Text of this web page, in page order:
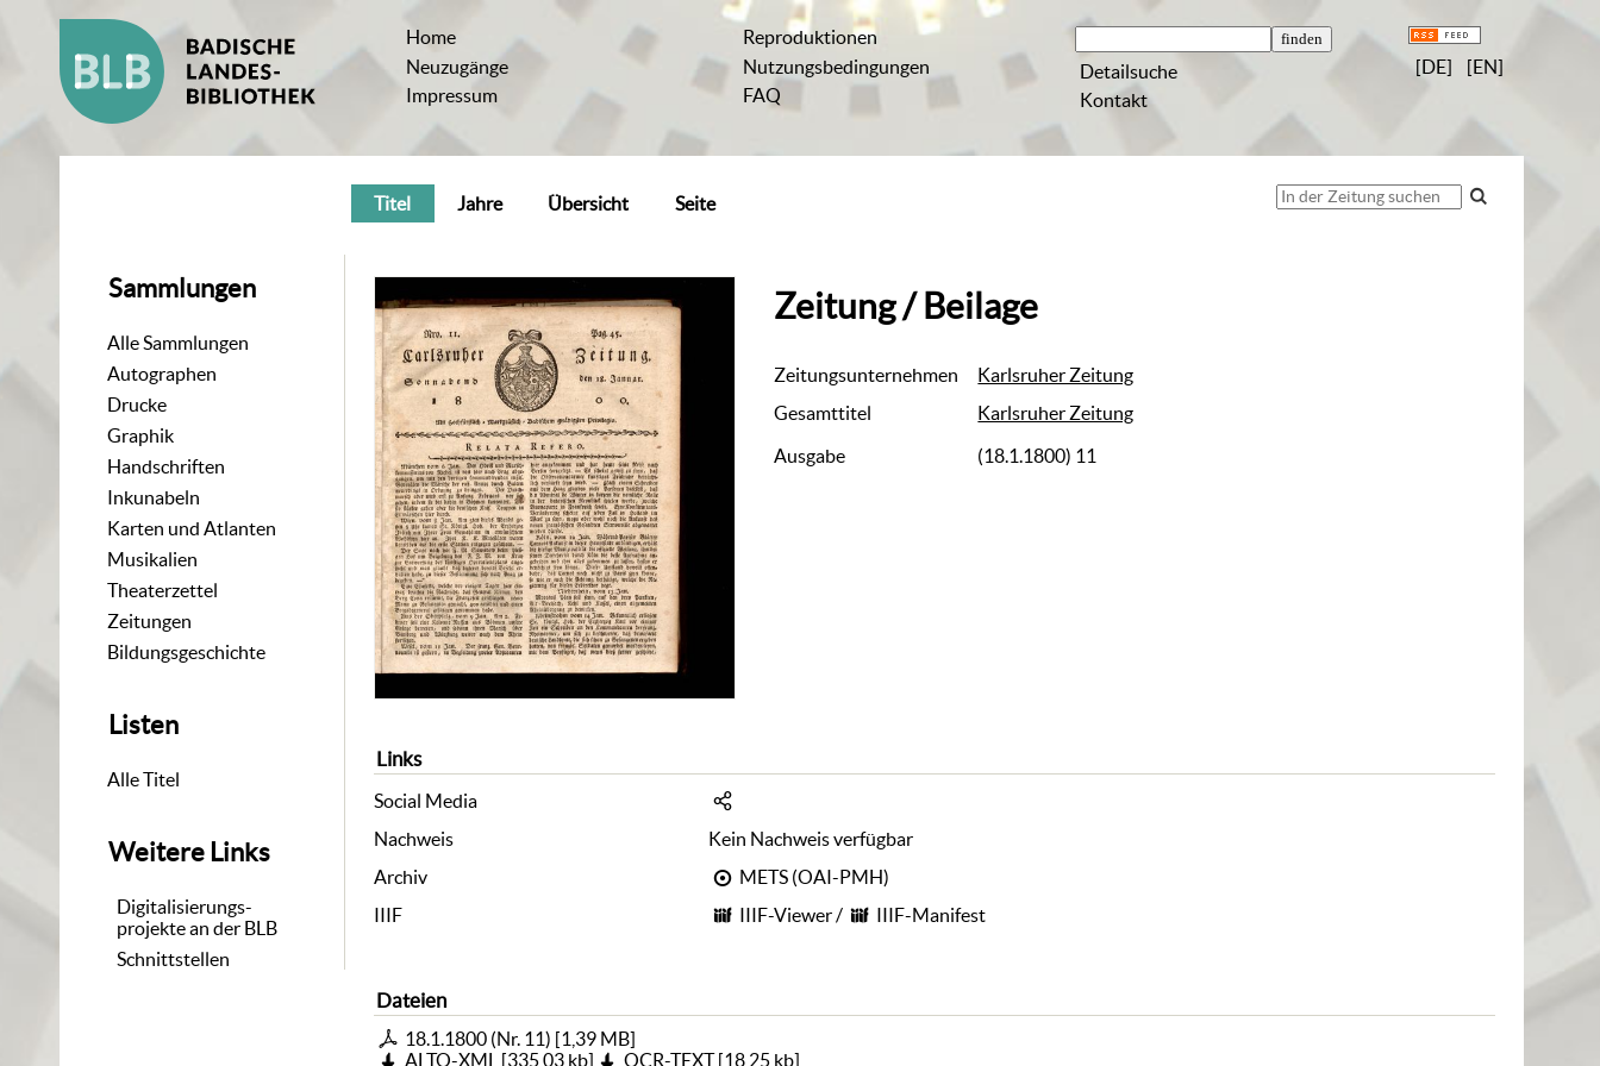
Home
Neuzugänge
Impressum
Reproduktionen
Nutzungsbedingungen
FAQ
Detailsuche
Kontakt
[DE] [EN]
Sammlungen
Alle Sammlungen
Autographen
Drucke
Graphik
Handschriften
Inkunabeln
Karten und Atlanten
Musikalien
Theaterzettel
Zeitungen
Bildungsgeschichte
Listen
Alle Titel
Weitere Links
Digitalisierungs-
projekte an der BLB
Schnittstellen
Titel Jahre Übersicht Seite
Zeitung / Beilage
Zeitungsunternehmen
Karlsruher Zeitung
Gesamttitel
Karlsruher Zeitung
Ausgabe
(18.1.1800) 11
Links
Social Media
Nachweis
Kein Nachweis verfügbar
Archiv
METS (OAI-PMH)
IIIF
IIIF-Viewer/ IIIF-Manifest
Dateien
18.1.1800 (Nr. 11) [1,39 MB]
ALTO-XML
[335,03 kb] OCR-TEXT[18,25 kb]